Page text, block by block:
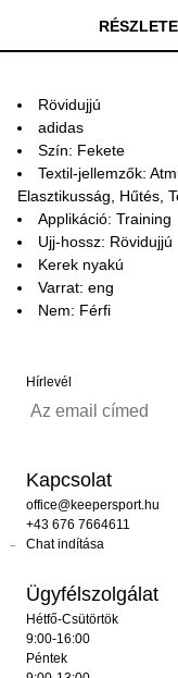
Rövidujjú
adidas
Szín: Fekete
Textil-jellemzők:
Elasztikusság, Hűtés,
Applikáció: Training
Ujj-hossz: Rövidujjú
Kerek nyakú
Varrat: eng
Nem: Férfi
Hírlevél
Kapcsolat
office@keepersport.hu
+43 676 7664611
Chat indítása
Ügyfélszolgálat
Hétfő-Csütörtök
9:00-16:00
Péntek